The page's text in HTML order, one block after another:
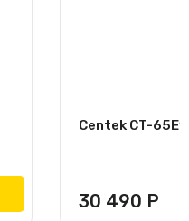
Centek CT-
30 490 Р